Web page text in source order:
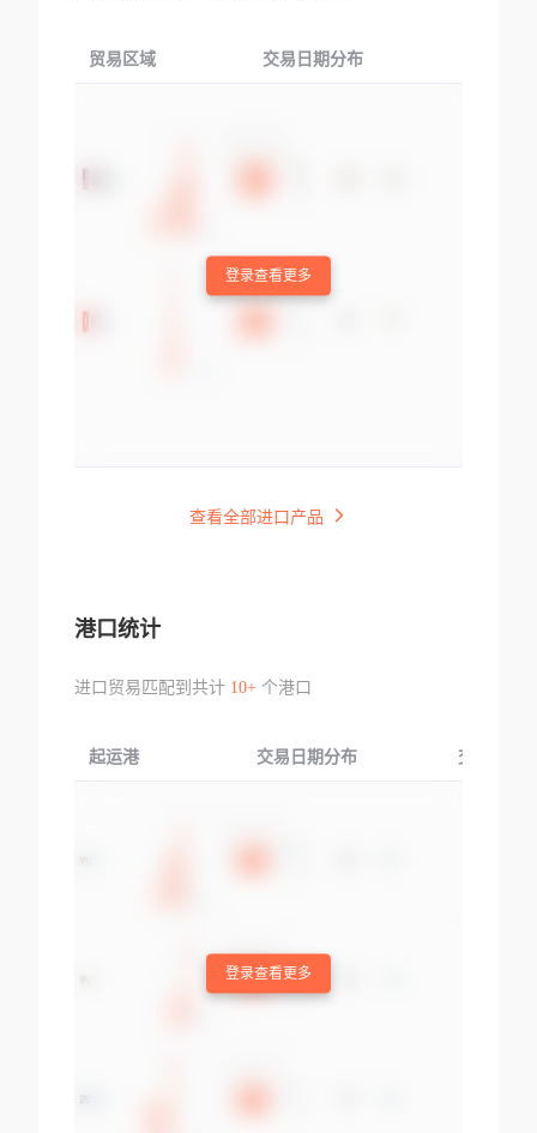
贸易区域 交易日期分布
登录查看更多
查看全部进口产品
港口统计
进口贸易匹配到共计 10+个港口
起运港 交易日期分布 交易产品
登录查看更多